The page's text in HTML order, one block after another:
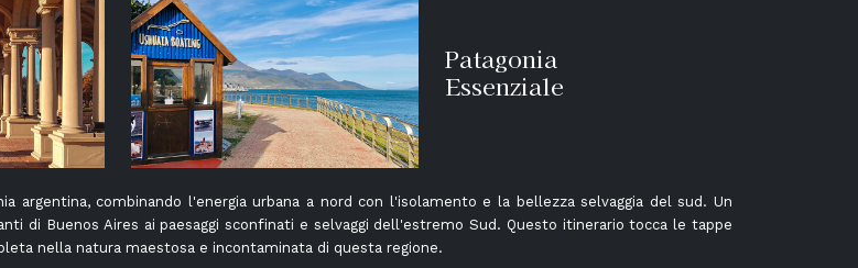
Patagonia
Essenziale
argentina, combinando l'energia urbana a nord con l'isolamento e la bellezza selvaggia del sud. Un
di Buenos Aires ai paesaggi sconfinati e selvaggi dell'estremo Sud. Questo itinerario tocca le tappe
nella natura maestosa e incontaminata di questa regione.